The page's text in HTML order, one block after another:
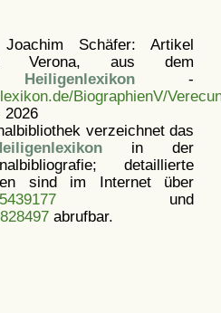
Joachim Schäfer: Artikel
Verona, aus dem
-
BiographienV/
2026
verzeichnet das
in der
detaillierte
sind im Internet über
und
abrufbar.